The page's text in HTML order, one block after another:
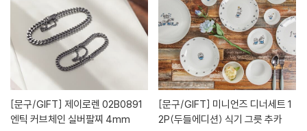
[문구/GIFT]
엔틱 커브체인 실버팔찌 4mm
[문구/GIFT]
2P(두들에디션) 식기 그릇 추카